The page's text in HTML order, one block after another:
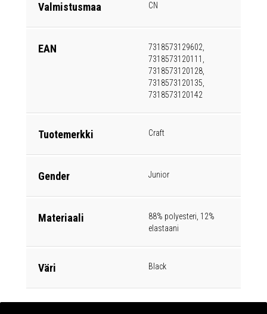
Valmistusmaa CN
EAN
7318573129602,
7318573120111,
7318573120128,
7318573120135,
7318573120142
Tuotemerkki Craft
Gender Junior
Materiaali
88% polyesteri, 12%
elastaani
Väri Black